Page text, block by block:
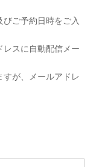
ご予約日時をご入
スに自動配信メー
が、メールアドレ